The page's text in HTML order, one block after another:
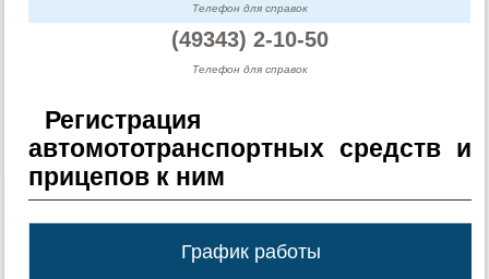
Телефон для справок
(49343) 2-10-50
Телефон для справок
Регистрация
автомототранспортных средств и
прицепов к ним
График работы